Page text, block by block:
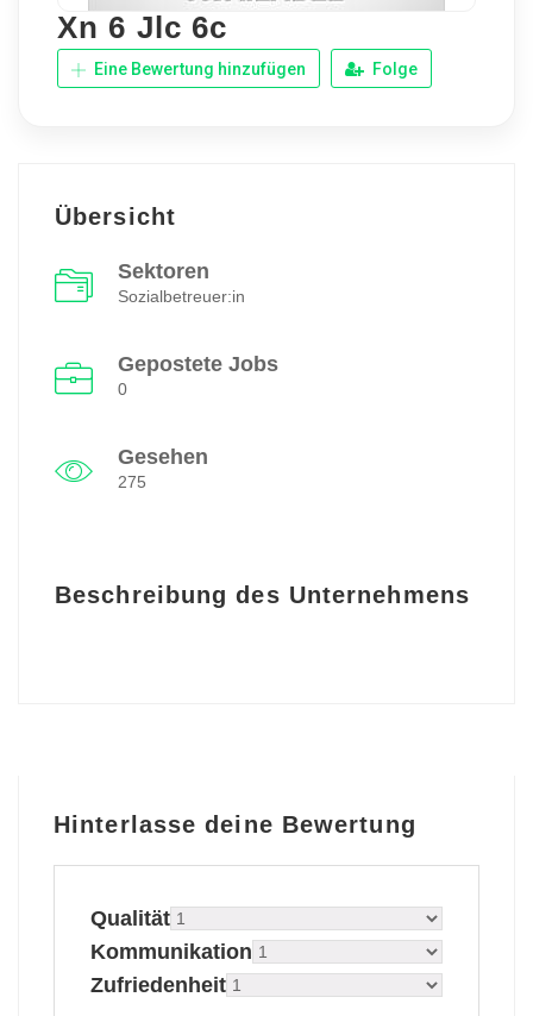
Xn 6 Jlc 6c
Eine Bewertung hinzufügen Folge
Übersicht
Sektoren
Sozialbetreuer:in
Gepostete Jobs
0
Gesehen
275
Beschreibung des Unternehmens
Hinterlasse deine Bewertung
Qualität
Kommunikation
Zufriedenheit